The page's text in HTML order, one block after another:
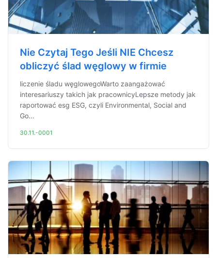
Nie Czytaj Tego Jeśli NIE Chcesz
obliczyć ślad węglowy w firmie
liczenie śladu węglowegoWarto zaangażować
interesariuszy takich jak pracownicyLepsze metody jak
raportować esg ESG, czyli Environmental, Social and
Go...
30.11.-0001